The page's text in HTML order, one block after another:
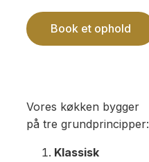
Book et ophold
Vores køkken bygger
på tre grundprincipper:
Klassisk